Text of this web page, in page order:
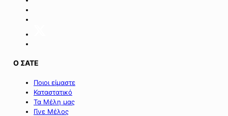
Ο ΣΑΤΕ
Ποιοι είμαστε
Καταστατικό
Τα Μέλη μας
Γίνε Μέλος